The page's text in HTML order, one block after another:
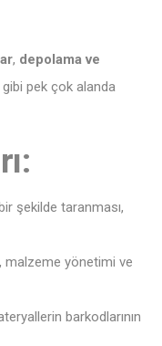
, depolama ve
gibi pek çok alanda
şekilde taranması,
malzeme yönetimi ve
barkodlarının